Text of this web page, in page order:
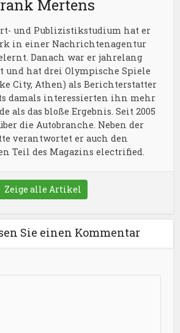
Mertens
und Publizistikstudium hat er
in einer Nachrichtenagentur
Danach war er jahrelang
und hat drei Olympische Spiele
City, Athen) als Berichterstatter
damals interessierten ihn mehr
als das bloße Ergebnis. Seit 2005
die Autobranche. Neben der
verantwortet er auch den
Teil des Magazins electrified.
Zeige alle Artikel
Sie einen Kommentar